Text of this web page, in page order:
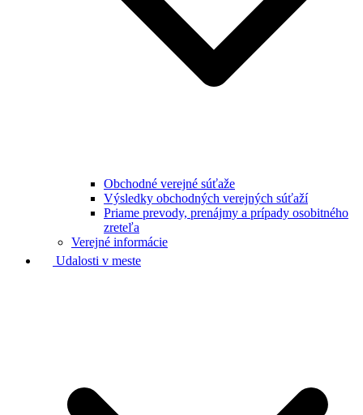
Obchodné verejné súťaže
Výsledky obchodných verejných súťaží
Priame prevody, prenájmy a prípady osobitného
zreteľa
Verejné informácie
Udalosti v meste